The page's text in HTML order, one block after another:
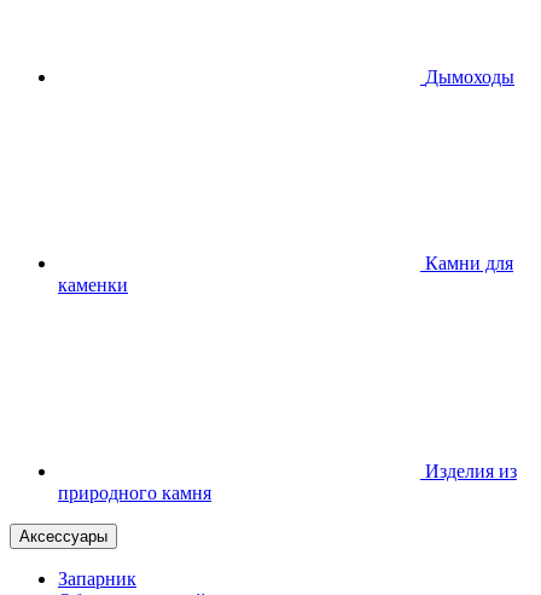
Дымоходы
Камни для
каменки
Изделия из
природного камня
Аксессуары
Запарник